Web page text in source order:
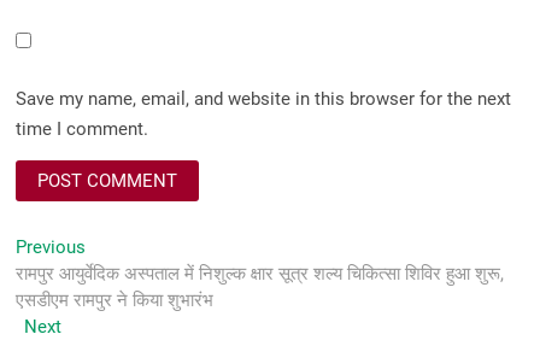
Save my name, email, and website in this browser for the next
time I comment.
Post
navigation
Previous
post:
रामपुर आयुर्वेदिक अस्पताल में निशुल्क क्षार सूत्र शल्य चिकित्सा शिविर हुआ शुरू,
एसडीएम रामपुर ने किया शुभारंभ
NextNext